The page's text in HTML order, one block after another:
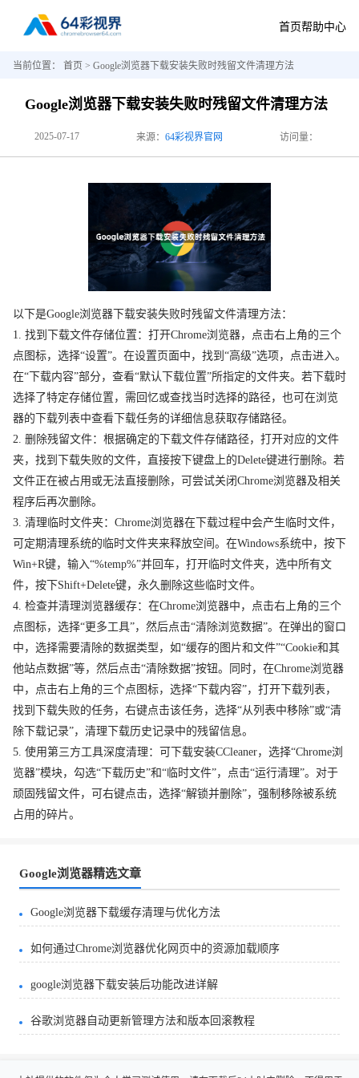
首页帮助中心
当前位置： 首页 > Google浏览器下载安装失败时残留文件清理方法
Google浏览器下载安装失败时残留文件清理方法
2025-07-17 来源： 64彩视界官网 访问量：
以下是Google浏览器下载安装失败时残留文件清理方法：
1. 找到下载文件存储位置：打开Chrome浏览器，点击右上角的三个
点图标，选择“设置”。在设置页面中，找到“高级”选项，点击进入。
在“下载内容”部分，查看“默认下载位置”所指定的文件夹。若下载时
选择了特定存储位置，需回忆或查找当时选择的路径，也可在浏览
器的下载列表中查看下载任务的详细信息获取存储路径。
2. 删除残留文件：根据确定的下载文件存储路径，打开对应的文件
夹，找到下载失败的文件，直接按下键盘上的Delete键进行删除。若
文件正在被占用或无法直接删除，可尝试关闭Chrome浏览器及相关
程序后再次删除。
3. 清理临时文件夹：Chrome浏览器在下载过程中会产生临时文件，
可定期清理系统的临时文件夹来释放空间。在Windows系统中，按下
Win+R键，输入“%temp%”并回车，打开临时文件夹，选中所有文
件，按下Shift+Delete键，永久删除这些临时文件。
4. 检查并清理浏览器缓存：在Chrome浏览器中，点击右上角的三个
点图标，选择“更多工具”，然后点击“清除浏览数据”。在弹出的窗口
中，选择需要清除的数据类型，如“缓存的图片和文件”“Cookie和其
他站点数据”等，然后点击“清除数据”按钮。同时，在Chrome浏览器
中，点击右上角的三个点图标，选择“下载内容”，打开下载列表，
找到下载失败的任务，右键点击该任务，选择“从列表中移除”或“清
除下载记录”，清理下载历史记录中的残留信息。
5. 使用第三方工具深度清理：可下载安装CCleaner，选择“Chrome浏
览器”模块，勾选“下载历史”和“临时文件”，点击“运行清理”。对于
顽固残留文件，可右键点击，选择“解锁并删除”，强制移除被系统
占用的碎片。
Google浏览器精选文章
Google浏览器下载缓存清理与优化方法
如何通过Chrome浏览器优化网页中的资源加载顺序
google浏览器下载安装后功能改进详解
谷歌浏览器自动更新管理方法和版本回滚教程